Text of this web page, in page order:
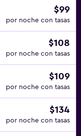
$99
por noche con tasas
$108
por noche con tasas
$109
por noche con tasas
$134
por noche con tasas